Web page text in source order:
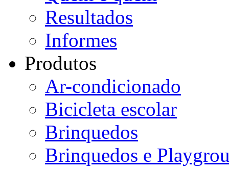
Resultados
Informes
Produtos
Ar-condicionado
Bicicleta escolar
Brinquedos
Brinquedos e